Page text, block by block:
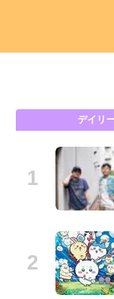
デイリ